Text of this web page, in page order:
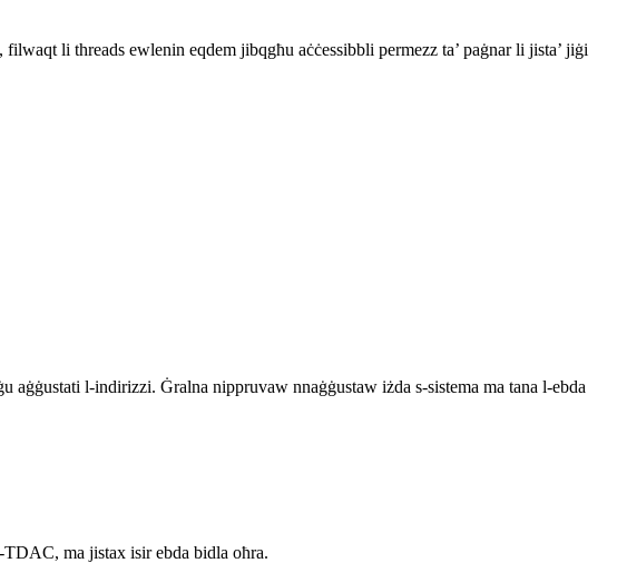
li threads ewlenin eqdem jibqgħu aċċessibbli permezz ta’ paġnar li jista’ jiġi
l-indirizzi. Ġralna nippruvaw nnaġġustaw iżda s-sistema ma tana l-ebda
ma jistax isir ebda bidla oħra.